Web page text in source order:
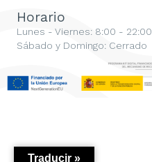
Horario
Lunes - Viernes: 8:00 - 22:00
Sábado y Domingo: Cerrado
Traducir »